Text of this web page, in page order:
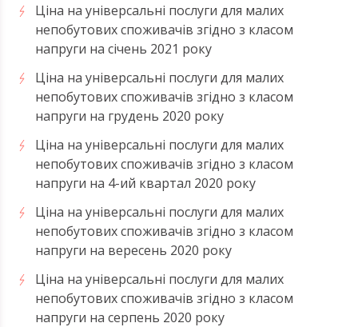
Ціна на універсальні послуги для малих
непобутових споживачів згідно з класом
напруги на січень 2021 року
Ціна на універсальні послуги для малих
непобутових споживачів згідно з класом
напруги на грудень 2020 року
Ціна на універсальні послуги для малих
непобутових споживачів згідно з класом
напруги на 4-ий квартал 2020 року
Ціна на універсальні послуги для малих
непобутових споживачів згідно з класом
напруги на вересень 2020 року
Ціна на універсальні послуги для малих
непобутових споживачів згідно з класом
напруги на серпень 2020 року